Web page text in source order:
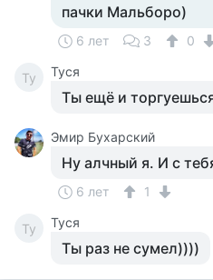
пачки Мальборо)
6 лет 3 0
Ty Tycя
Ты ещё и
Эмир Бухарский
Ну алчный я. И с
6 лет 1
Ty Tycя
Ты раз не сумел))))